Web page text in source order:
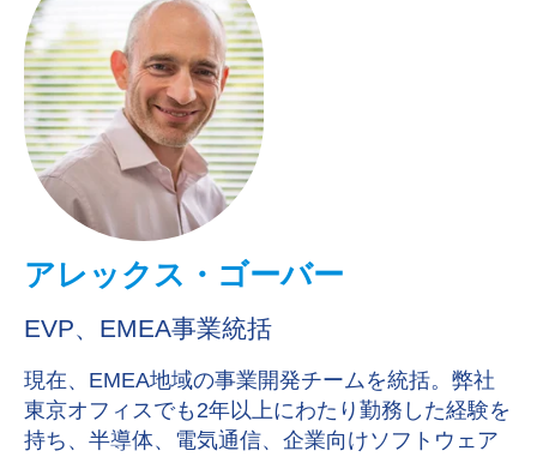
アレックス・ゴーバー
EVP、EMEA事業統括
現在、EMEA地域の事業開発チームを統括。弊社
東京オフィスでも2年以上にわたり勤務した経験を
持ち、半導体、電気通信、企業向けソフトウェア